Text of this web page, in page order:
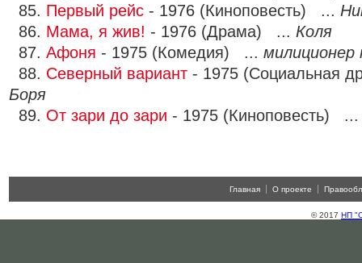
85. Первый рейс - 1976 (Киноповесть) ...
86. Мама, я жив! - 1976 (Драма) ... Коля
87. Афоня - 1975 (Комедия) ... милиционер
88. Северный вариант - 1975 (Социальная
Боря
89. От зари до зари - 1975 (Киноповесть)
Главная О проекте
© 2017 НП